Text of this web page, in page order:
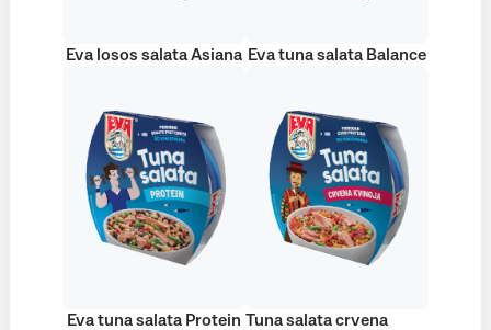
Eva losos salata Asiana Eva tuna salata Balance
Eva tuna salata Protein Tuna salata crvena